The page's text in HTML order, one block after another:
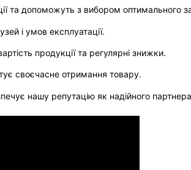
та допоможуть з вибором оптимального
і умов експлуатації.
продукції та регулярні знижки.
своєчасне отримання товару.
нашу репутацію як надійного